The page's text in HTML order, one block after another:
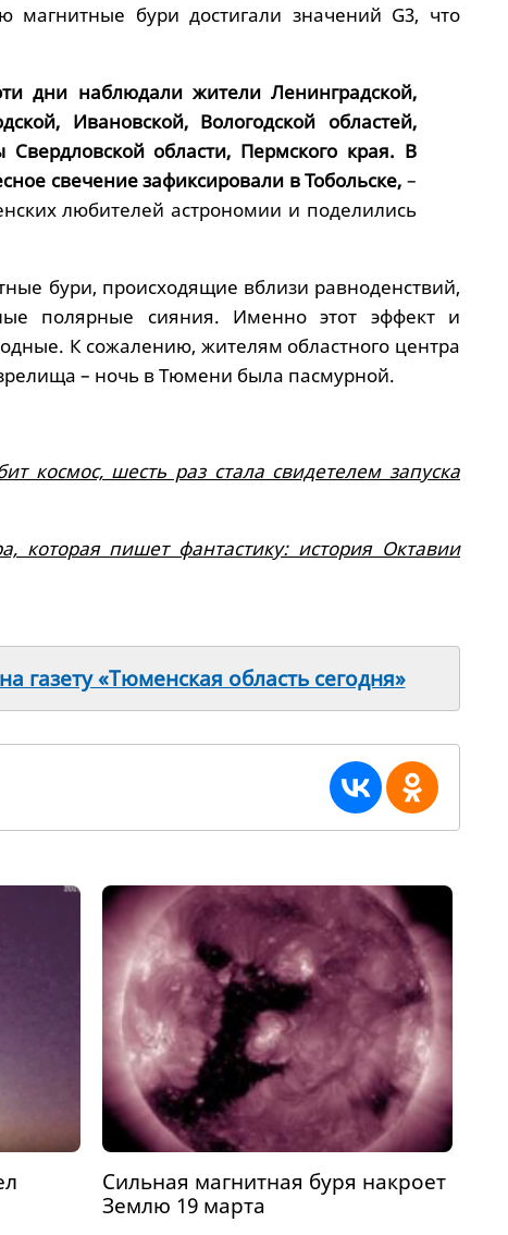
магнитные бури достигали значений G3, что
дни наблюдали жители Ленинградской,
Ивановской, Вологодской областей,
области, Пермского края. В
свечение зафиксировали в Тобольске, –
любителей астрономии и поделились
бури, происходящие вблизи равноденствий,
полярные сияния. Именно этот эффект и
К сожалению, жителям областного центра
– ночь в Тюмени была пасмурной.
космос, шесть раз стала свидетелем запуска
которая пишет фантастику: история Октавии
газету «Тюменская область сегодня»
Сильная магнитная буря накроет
Землю 19 марта